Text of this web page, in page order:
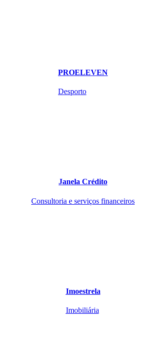
PROELEVEN
Desporto
Janela Crédito
Consultoria e serviços financeiros
Imoestrela
Imobiliária